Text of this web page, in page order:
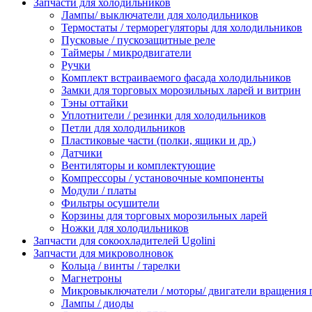
Запчасти для холодильников
Лампы/ выключатели для холодильников
Термостаты / терморегуляторы для холодильников
Пусковые / пускозащитные реле
Таймеры / микродвигатели
Ручки
Комплект встраиваемого фасада холодильников
Замки для торговых морозильных ларей и витрин
Тэны оттайки
Уплотнители / резинки для холодильников
Петли для холодильников
Пластиковые части (полки, ящики и др.)
Датчики
Вентиляторы и комплектующие
Компрессоры / установочные компоненты
Модули / платы
Фильтры осушители
Корзины для торговых морозильных ларей
Ножки для холодильников
Запчасти для сокоохладителей Ugolini
Запчасти для микроволновок
Кольца / винты / тарелки
Магнетроны
Микровыключатели / моторы/ двигатели вращения
Лампы / диоды